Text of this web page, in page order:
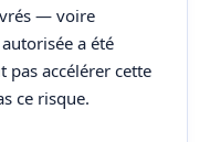
— voire
a été
pas accélérer cette
ce risque.